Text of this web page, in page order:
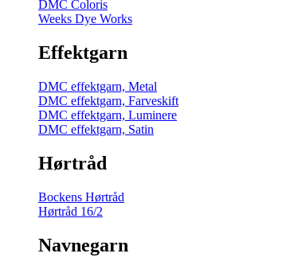
DMC Coloris
Weeks Dye Works
Effektgarn
DMC effektgarn, Metal
DMC effektgarn, Farveskift
DMC effektgarn, Luminere
DMC effektgarn, Satin
Hørtråd
Bockens Hørtråd
Hørtråd 16/2
Navnegarn